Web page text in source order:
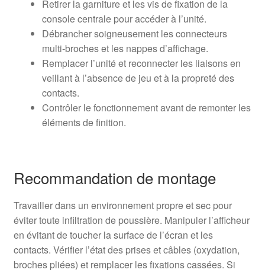
Retirer la garniture et les vis de fixation de la
console centrale pour accéder à l’unité.
Débrancher soigneusement les connecteurs
multi‑broches et les nappes d’affichage.
Remplacer l’unité et reconnecter les liaisons en
veillant à l’absence de jeu et à la propreté des
contacts.
Contrôler le fonctionnement avant de remonter les
éléments de finition.
Recommandation de montage
Travailler dans un environnement propre et sec pour
éviter toute infiltration de poussière. Manipuler l’afficheur
en évitant de toucher la surface de l’écran et les
contacts. Vérifier l’état des prises et câbles (oxydation,
broches pliées) et remplacer les fixations cassées. Si